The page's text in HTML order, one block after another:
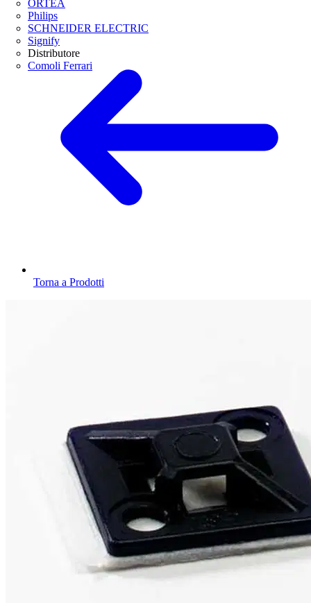
ORTEA
Philips
SCHNEIDER ELECTRIC
Signify
Distributore
Comoli Ferrari
Torna a Prodotti